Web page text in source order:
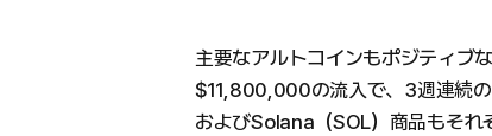
主要なアルトコインもポジティブ
$11,800,000の流入で、3週連続の
およびSolana（SOL）商品もそれ